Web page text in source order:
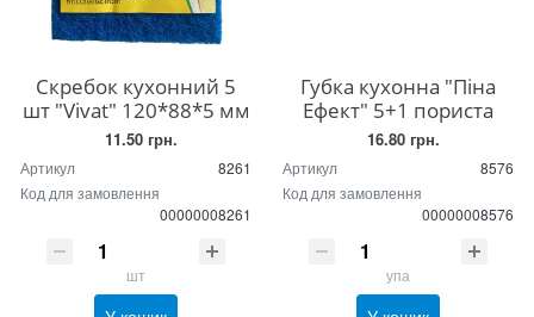
Скребок кухонний 5
шт "Vivat" 120*88*5 мм
11.50 грн.
Артикул
8261
Код для замовлення
00000008261
шт
Губка кухонна "Піна
Ефект" 5+1 пориста
16.80 грн.
Артикул
8576
Код для замовлення
00000008576
упа